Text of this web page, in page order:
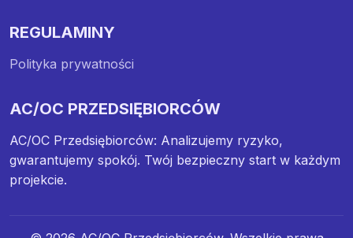
REGULAMINY
Polityka prywatności
AC/OC PRZEDSIĘBIORCÓW
AC/OC Przedsiębiorców: Analizujemy ryzyko,
gwarantujemy spokój. Twój bezpieczny start w każdym
projekcie.